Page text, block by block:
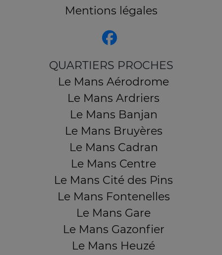
Mentions légales
QUARTIERS PROCHES
Le Mans Aérodrome
Le Mans Ardriers
Le Mans Banjan
Le Mans Bruyères
Le Mans Cadran
Le Mans Centre
Le Mans Cité des Pins
Le Mans Fontenelles
Le Mans Gare
Le Mans Gazonfier
Le Mans Heuzé